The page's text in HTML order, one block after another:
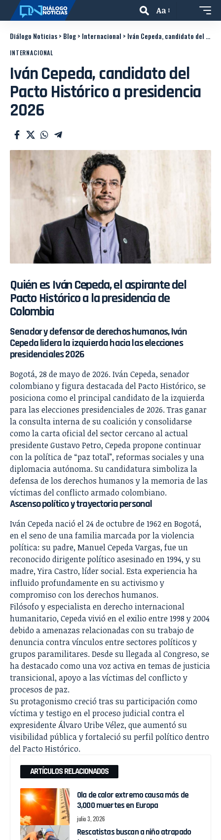
Aa
Diálogo Noticias> Blog> Internacional > Iván Cepeda, candidato del Pacto Histórico a presidencia 2026
INTERNACIONAL
Iván Cepeda, candidato del
Pacto Histórico a presidencia
2026
Quién es Iván Cepeda, el aspirante del
Pacto Histórico a la presidencia de
Colombia
Senador y defensor de derechos humanos, Iván
Cepeda lidera la izquierda hacia las elecciones
presidenciales 2026
Bogotá, 28 de mayo de 2026. Iván Cepeda, senador
colombiano y figura destacada del Pacto Histórico, se
posiciona como el principal candidato de la izquierda
para las elecciones presidenciales de 2026. Tras ganar
la consulta interna de su coalición y consolidarse
como la carta oficial del sector cercano al actual
presidente Gustavo Petro, Cepeda propone continuar
con la política de “paz total”, reformas sociales y una
diplomacia autónoma. Su candidatura simboliza la
defensa de los derechos humanos y la memoria de las
víctimas del conflicto armado colombiano.
Ascenso político y trayectoria personal
Iván Cepeda nació el 24 de octubre de 1962 en Bogotá,
en el seno de una familia marcada por la violencia
política: su padre, Manuel Cepeda Vargas, fue un
reconocido dirigente político asesinado en 1994, y su
madre, Yira Castro, líder social. Esta experiencia ha
influido profundamente en su activismo y
compromiso con los derechos humanos.
Filósofo y especialista en derecho internacional
humanitario, Cepeda vivió en el exilio entre 1998 y 2004
debido a amenazas relacionadas con su trabajo de
denuncia contra vínculos entre sectores políticos y
grupos paramilitares. Desde su llegada al Congreso, se
ha destacado como una voz activa en temas de justicia
transicional, apoyo a las víctimas del conflicto y
procesos de paz.
Su protagonismo creció tras su participación como
víctima y testigo en el proceso judicial contra el
expresidente Álvaro Uribe Vélez, que aumentó su
visibilidad pública y fortaleció su perfil político dentro
del Pacto Histórico.
ARTÍCULOS RELACIONADOS
Ola de calor extremo causa más de
3,000 muertes en Europa
julio 3, 2026
Rescatistas buscan a niño atrapado